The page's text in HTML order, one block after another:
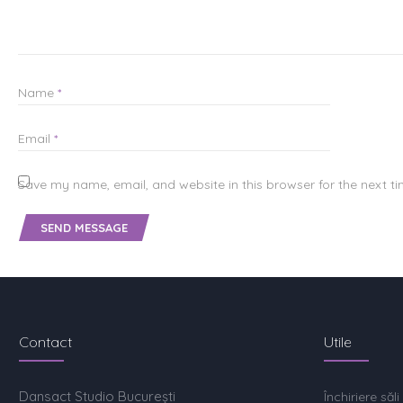
Name *
Email *
Save my name, email, and website in this browser for the next
Contact
Dansact Studio București
Utile
Închiriere săli